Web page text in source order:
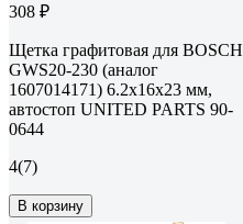
308 ₽
Щетка графитовая для BOSCH
GWS20-230 (аналог
1607014171) 6.2x16x23 мм,
автостоп UNITED PARTS 90-
0644
4(7)
В корзину